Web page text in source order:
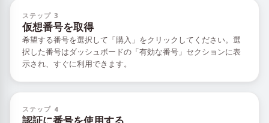
ステップ 3
仮想番号を取得
希望する番号を選択して「購入」をクリックしてください。選
択した番号はダッシュボードの「有効な番号」セクションに表
示され、すぐに利用できます。
ステップ 4